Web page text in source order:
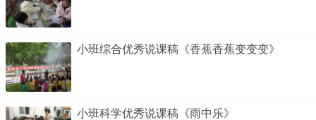
小班综合优秀说课稿《香蕉香蕉变变变》
小班科学优秀说课稿《雨中乐》